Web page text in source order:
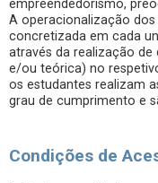
empreendedorismo,
A operacionalização
concretizada em cada
através da realização
e/ou teórica) no
os estudantes realizam
grau de cumprimento e
Condições de